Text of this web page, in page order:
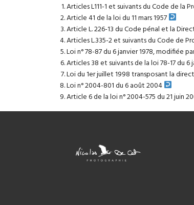
Articles L111-1 et suivants du Code de
Article 41 de la loi du 11 mars 1957
Article L. 226-13 du Code pénal et la
Articles L.335-2 et suivants du Code de
Loi n° 78-87 du 6 janvier 1978, modifiée
Articles 38 et suivants de la loi 78-17 du
Loi du 1er juillet 1998 transposant la
Loi n° 2004-801 du 6 août 2004
Article 6 de laloi n° 2004-575 du 21 juin